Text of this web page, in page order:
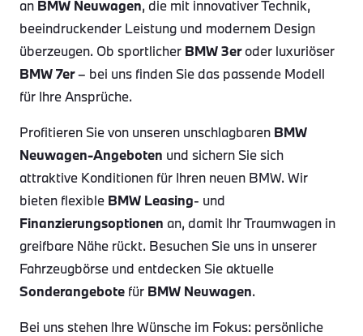
an BMW Neuwagen, die mit innovativer Technik,
beeindruckender Leistung und modernem Design
überzeugen. Ob sportlicher BMW 3eroder luxuriöser
BMW 7er– bei uns finden Sie das passende Modell
für Ihre Ansprüche.
Profitieren Sie von unseren unschlagbaren BMW
Neuwagen-Angeboten und sichern Sie sich
attraktive Konditionen für Ihren neuen BMW. Wir
bieten flexible BMW Leasing- und
Finanzierungsoptionen an, damit Ihr Traumwagen in
greifbare Nähe rückt. Besuchen Sie uns in unserer
Fahrzeugbörse und entdecken Sie aktuelle
Sonderangebote für BMW Neuwagen.
Bei uns stehen Ihre Wünsche im Fokus: persönliche